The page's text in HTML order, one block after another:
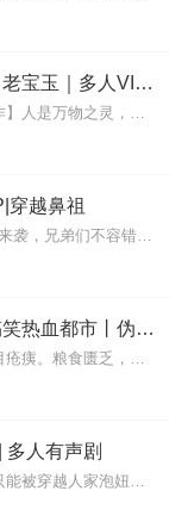
蛊真人｜大爱仙尊｜热血｜老宝玉｜多人VIP免费有声剧
内容简介【黑暗文反派流封神之作】人是万物之灵，蛊是天地真精。一个穿越者不断重生的故事。一个养蛊、炼蛊、用蛊的奇特世界。配音组（男角色）老宝玉旁白...
穿越鼻祖
2.21--3.22混乱特申请限免，经典来袭，兄弟们不容错过。猎国|起点跳舞|爆笑刘忙《刘老六传奇》免费经典作品爆笑！《临时道长》爆笑接地气！《妖孽歪传》！...
第九特区丨头陀渊演播丨搞笑热血都市丨伪戒丨VIP免费多人有声剧
【内容简介】灾变过后，大地满目疮痍。粮食匮乏，资源紧俏，局势混乱……一位从待规划区杀出来的青年，背对着漫天黄沙，孤身来到九区谋生，却不曾想偶然结识三五好友，一念...
多人有声剧
【内容简介】人家穿越，我还是只能被穿越人家泡妞，我还是只能被妞……在我的龙门客栈里，我接待了老槐树精、女鬼、神兽混血儿、冒牌茅山道士等人，发生了一连串让人忍...